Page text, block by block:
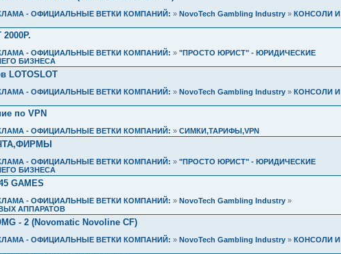
- ОФИЦИАЛЬНЫЕ ВЕТКИ КОМПАНИЙ: » NovoTech Gambling Industry » КОНСОЛИ И
- ОФИЦИАЛЬНЫЕ ВЕТКИ КОМПАНИЙ: » "ПРОСТО ЮРИСТ" - ЮРИДИЧЕСКИЕ
БИЗНЕСА
LOTOSLOT
- ОФИЦИАЛЬНЫЕ ВЕТКИ КОМПАНИЙ: » NovoTech Gambling Industry » КОНСОЛИ И
по VPN
- ОФИЦИАЛЬНЫЕ ВЕТКИ КОМПАНИЙ: » СИМКИ,ТАРИФЫ,VPN
- ОФИЦИАЛЬНЫЕ ВЕТКИ КОМПАНИЙ: » "ПРОСТО ЮРИСТ" - ЮРИДИЧЕСКИЕ
БИЗНЕСА
GAMES
- ОФИЦИАЛЬНЫЕ ВЕТКИ КОМПАНИЙ: » NovoTech Gambling Industry »
АППАРАТОВ
- 2 (Novomatic Novoline CF)
- ОФИЦИАЛЬНЫЕ ВЕТКИ КОМПАНИЙ: » NovoTech Gambling Industry » КОНСОЛИ И